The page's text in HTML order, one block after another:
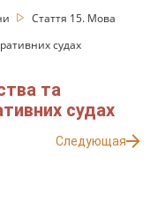
Стаття 15. Мова
судах
та
судах
Следующая